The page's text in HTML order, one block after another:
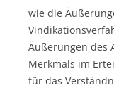
wie die
Äußerungen des
Merkmals im
für das